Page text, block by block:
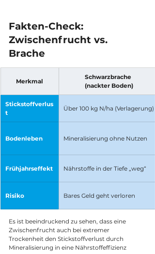
Fakten-Check:
Zwischenfrucht vs.
Brache
Merkmal
Schwarzbrache
(nackter Boden)
Stickstoffverlus
t
Über 100 kg N/ha (Verlagerung)
Bodenleben Mineralisierung ohne Nutzen
Frühjahrseffekt Nährstoffe in der Tiefe „weg“
Risiko Bares Geld geht verloren
Es ist beeindruckend zu sehen, dass eine
Zwischenfrucht auch bei extremer
Trockenheit den Stickstoffverlust durch
Mineralisierung in eine Nährstoffeffizienz